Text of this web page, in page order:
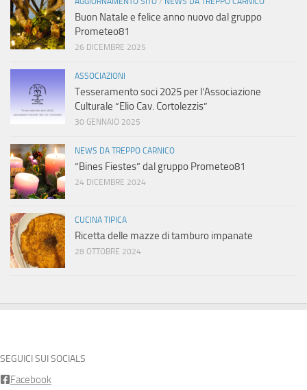
Buon Natale e felice anno nuovo dal gruppo
Prometeo81
26 DICEMBRE 2025
ASSOCIAZIONI
Tesseramento soci 2025 per l’Associazione
Culturale “Elio Cav. Cortolezzis”
30 GENNAIO 2025
NEWS DA TREPPO CARNICO
“Bines Fiestes” dal gruppo Prometeo81
24 DICEMBRE 2024
CUCINA TIPICA
Ricetta delle mazze di tamburo impanate
28 OTTOBRE 2024
SEGUICI SUI SOCIALS
Facebook